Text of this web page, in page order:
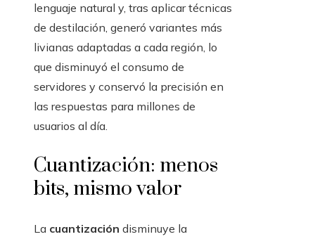
lenguaje natural y, tras aplicar técnicas
de destilación, generó variantes más
livianas adaptadas a cada región, lo
que disminuyó el consumo de
servidores y conservó la precisión en
las respuestas para millones de
usuarios al día.
Cuantización: menos
bits, mismo valor
La cuantización disminuye la